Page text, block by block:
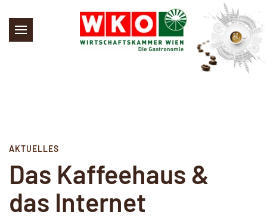
Skip to main content
AKTUELLES
Das Kaffeehaus &
das Internet